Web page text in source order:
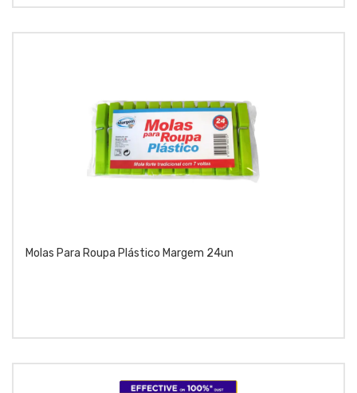
Molas Para Roupa Plástico Margem 24un